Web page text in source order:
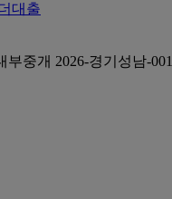
대출
부중개 2026-경기성남-